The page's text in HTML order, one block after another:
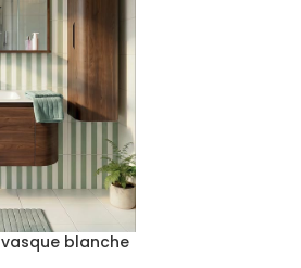
blanche